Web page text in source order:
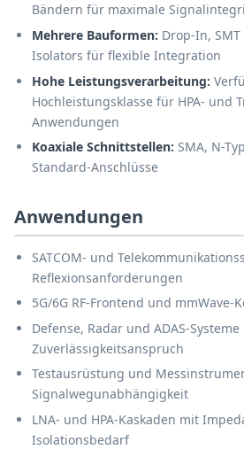
Bändern für maximale
Mehrere Bauformen: Drop-In,
Isolators für flexible Integration
Hohe Leistungsverarbeitung:
Hochleistungsklasse für HPA- und
Anwendungen
Koaxiale Schnittstellen: SMA, N-
Standard-Anschlüsse
Anwendungen
SATCOM- und
Reflexionsanforderungen
5G/6G RF-Frontend und mmWave-
Defense, Radar und ADAS-
Zuverlässigkeitsanspruch
Testausrüstung und
Signalwegunabhängigkeit
LNA- und HPA-Kaskaden mit
Isolationsbedarf